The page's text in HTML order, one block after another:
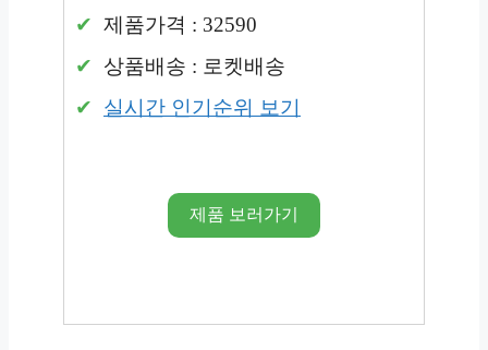
제품가격 : 32590
상품배송 : 로켓배송
실시간 인기순위 보기
제품 보러가기